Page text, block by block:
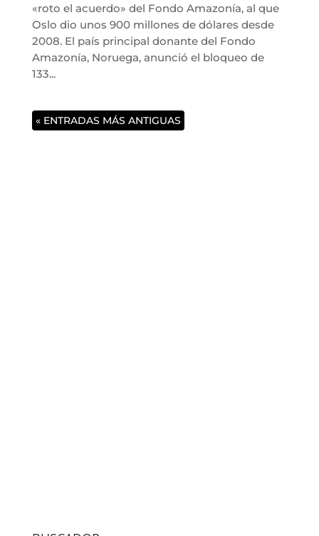
«roto el acuerdo» del Fondo Amazonía, al que
Oslo dio unos 900 millones de dólares desde
2008. El país principal donante del Fondo
Amazonía, Noruega, anunció el bloqueo de
133...
« ENTRADAS MÁS ANTIGUAS